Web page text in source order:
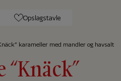
Opslagstavle
karameller med mandler og havsalt
“Knäck”